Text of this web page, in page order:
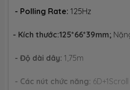
- Polling Rate: 125Hz
- Kích thước:125*66*39mm;
- Độ dài dây: 1,75m
- Các nút chức năng: 6D+1Scroll